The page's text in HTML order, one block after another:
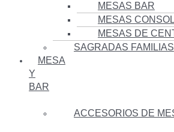
MESAS BAR
MESAS
MESAS DE
SAGRADAS FAMILIAS
MESA
Y
BAR
ACCESORIOS DE